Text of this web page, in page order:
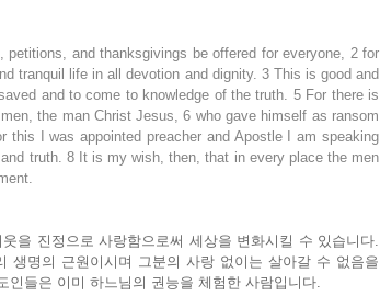
and thanksgivings be offered for everyone, 2 for
tranquil life in all devotion and dignity. 3 This is good and
and to come to knowledge of the truth. 5 For there is
the man Christ Jesus, 6 who gave himself as ransom
I was appointed preacher and Apostle I am speaking
truth. 8 It is my wish, then, that in every place the men
을 진정으로 사랑함으로써 세상을 변화시킬 수 있습니다.
생명의 근원이시며 그분의 사랑 없이는 살아갈 수 없음을
들은 이미 하느님의 권능을 체험한 사람입니다.